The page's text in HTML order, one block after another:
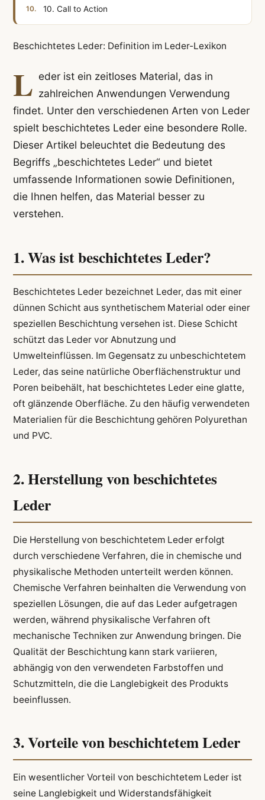
10. Call to Action
Beschichtetes Leder: Definition im Leder-Lexikon
L eder ist ein zeitloses Material, das in
zahlreichen Anwendungen Verwendung
findet. Unter den verschiedenen Arten von Leder
spielt beschichtetes Leder eine besondere Rolle.
Dieser Artikel beleuchtet die Bedeutung des
Begriffs „beschichtetes Leder“ und bietet
umfassende Informationen sowie Definitionen,
die Ihnen helfen, das Material besser zu
verstehen.
1. Was ist beschichtetes Leder?
Beschichtetes Leder bezeichnet Leder, das mit einer
dünnen Schicht aus synthetischem Material oder einer
speziellen Beschichtung versehen ist. Diese Schicht
schützt das Leder vor Abnutzung und
Umwelteinflüssen. Im Gegensatz zu unbeschichtetem
Leder, das seine natürliche Oberflächenstruktur und
Poren beibehält, hat beschichtetes Leder eine glatte,
oft glänzende Oberfläche. Zu den häufig verwendeten
Materialien für die Beschichtung gehören Polyurethan
und PVC.
2. Herstellung von beschichtetes
Leder
Die Herstellung von beschichtetem Leder erfolgt
durch verschiedene Verfahren, die in chemische und
physikalische Methoden unterteilt werden können.
Chemische Verfahren beinhalten die Verwendung von
speziellen Lösungen, die auf das Leder aufgetragen
werden, während physikalische Verfahren oft
mechanische Techniken zur Anwendung bringen. Die
Qualität der Beschichtung kann stark variieren,
abhängig von den verwendeten Farbstoffen und
Schutzmitteln, die die Langlebigkeit des Produkts
beeinflussen.
3. Vorteile von beschichtetem Leder
Ein wesentlicher Vorteil von beschichtetem Leder ist
seine Langlebigkeit und Widerstandsfähigkeit